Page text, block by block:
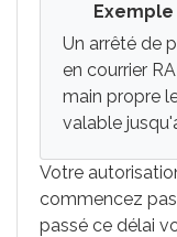
Exemple
Un arrêté de
en courrier
main propre
valable
Votre
commencez
passé ce délai